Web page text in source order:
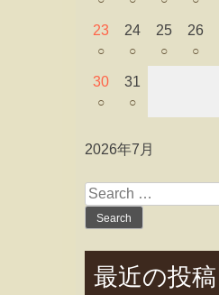
23
○
24
○
25
○
26
○
30
○
31
○
2026年7月
Search
for:
最近の投稿